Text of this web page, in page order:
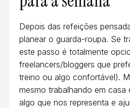
Depois das refeições
planear o guarda-roupa. Se
este passo é totalmente
freelancers/bloggers que
treino ou algo confortável).
mesmo trabalhando em casa
algo que nos representa e